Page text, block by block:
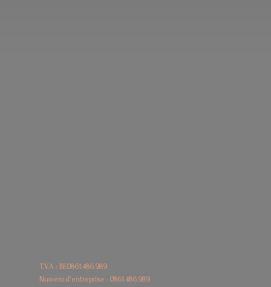
T.V.A : BE0861.486.989
Numéro d'entreprise : 0861.486.989